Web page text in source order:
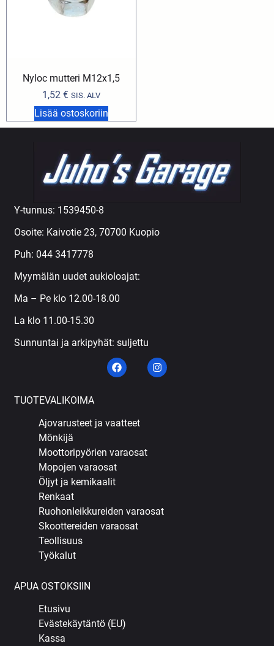
Nyloc mutteri M12x1,5
1,52 € SIS. ALV
Lisää ostoskoriin
Y-tunnus: 1539450-8
Osoite: Kaivotie 23, 70700 Kuopio
Puh: 044 3417778
Myymälän uudet aukioloajat:
Ma – Pe klo 12.00-18.00
La klo 11.00-15.30
Sunnuntai ja arkipyhät: suljettu
TUOTEVALIKOIMA
Ajovarusteet ja vaatteet
Mönkijä
Moottoripyörien varaosat
Mopojen varaosat
Öljyt ja kemikaalit
Renkaat
Ruohonleikkureiden varaosat
Skoottereiden varaosat
Teollisuus
Työkalut
APUA OSTOKSIIN
Etusivu
Evästekäytäntö (EU)
Kassa